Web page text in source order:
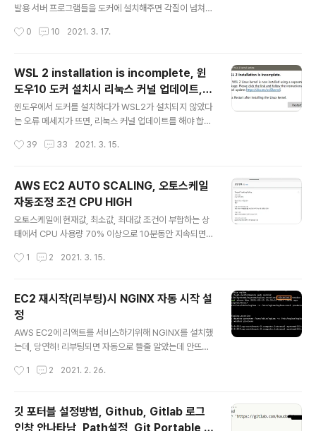
un -d -p 3306:3306 -e MYSQL_ROOT_PASSWO
발용 서버 프로그램들을 도커에 설치해주면 각질이 넘쳐나
를 사용할 수 있는것이죠. 나중에 이사가기도 쉽고 도커만
rsion 3. 마리아디비 설치 docker pull mariadb 실제
로는 스샷보다 더 멋있게? 나옵니다. 최신버전 다운로드 상
태가 표시되요. 4. 마리아디비 컨테이너 등록 & 시작 doc
ker container run -d -p 3306:3306 -e MYSQL_R
B:/var/lib/mysql -..
0 10 2021. 3. 17.
WSL 2 installation is incomplete, 윈
도우10 도커 설치시 리눅스 커널 업데이트, D
ocker Linux Kernel Update on Wind
ows 10
윈도우에서 도커를 설치하다가 WSL2가 설치되지 않았다
는 오류 메세지가 뜨면, 리눅스 커널 업데이트를 해야 합니
권한으로 실행 (파워쉘에 마우스 오른쪽 > 관리자 권한으
ft-Windows-Subsystem-Linux /all /norestart 3.
가상 머신 플랫폼 기능 활성화 명령어 입력 dism.exe /o
nline /enable-feature /featurename:VirtualMachi
nePlatform /all /norestart 4. x64 머신용 최신 WSL
39 33 2021. 3. 15.
AWS EC2 AUTO SCALING, 오토스케일
자동조정 조건 CPU HIGH
오토스케일에 현재값, 최소값, 최대값 조건이 부합하는 상
태에서 CPU 사용량 70% 이상으로 10분동안 지속되면
평균 CPU 사용률 - 평균 네트워크 입력(바이트) - 평균 네
er 요청 수 가 있습니다. 사용량이 너무 저조하면 최소용량
까지 EC2를 종료시켜버립니다. 설정하기전에 최소용량을
확인하거나, "확대 정책만 생성하려면 축소 비활성화"를 체
크해주면 됩니다.
1 2 2021. 3. 15.
EC2 재시작(리부팅)시 NGINX 자동 시작 설
정
AWS EC2에 리액트를 서비스하기위해 NGINX를 설치했
는데, 당연히! 리부팅되면 자동으로 뜰줄 알았는데 안뜨네
되게 설정하려면 System Control에서 설정해줘야 합니
l enable nginx.service # 시스템 컨트롤에서 nginx 자
동시작 해제 systemctl enable nginx.service # ngi
1 2 2021. 2. 26.
깃 포터블 설정방법, Github, Gitlab 로그
인창 안나타남, Path설정, Git Portable P